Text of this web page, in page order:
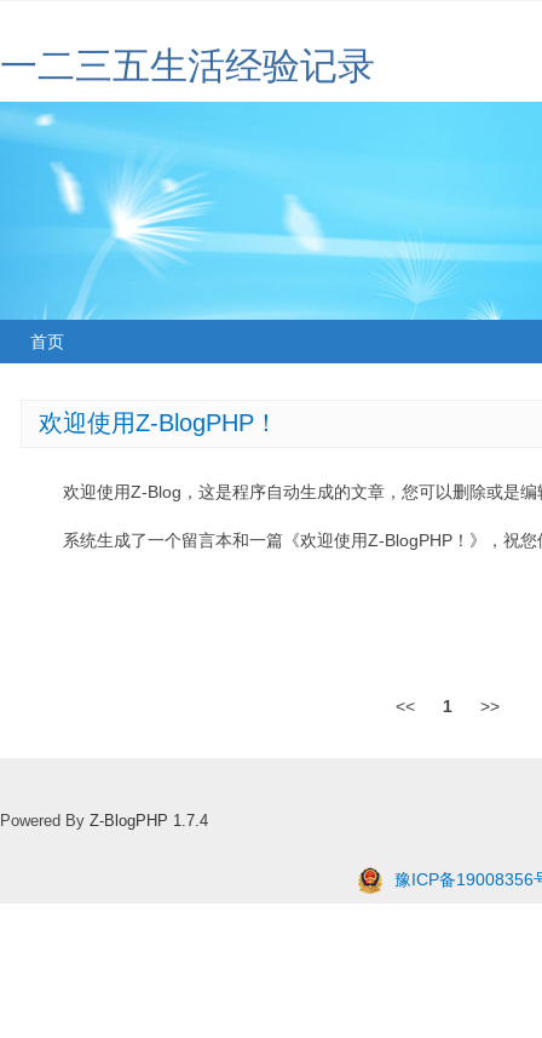
一二三五生活经验记录
首页
欢迎使用Z-BlogPHP！
欢迎使用Z-Blog，这是程序自动生成的文章，您可以删除或是编
系统生成了一个留言本和一篇《欢迎使用Z-BlogPHP！》，祝
<< 1 >>
Powered By Z-BlogPHP 1.7.4
豫ICP备19008356